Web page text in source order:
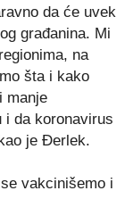
da će uvek
građanina. Mi
na
šta i kako
manje
i da koronavirus
je Đerlek.
vakcinišemo i